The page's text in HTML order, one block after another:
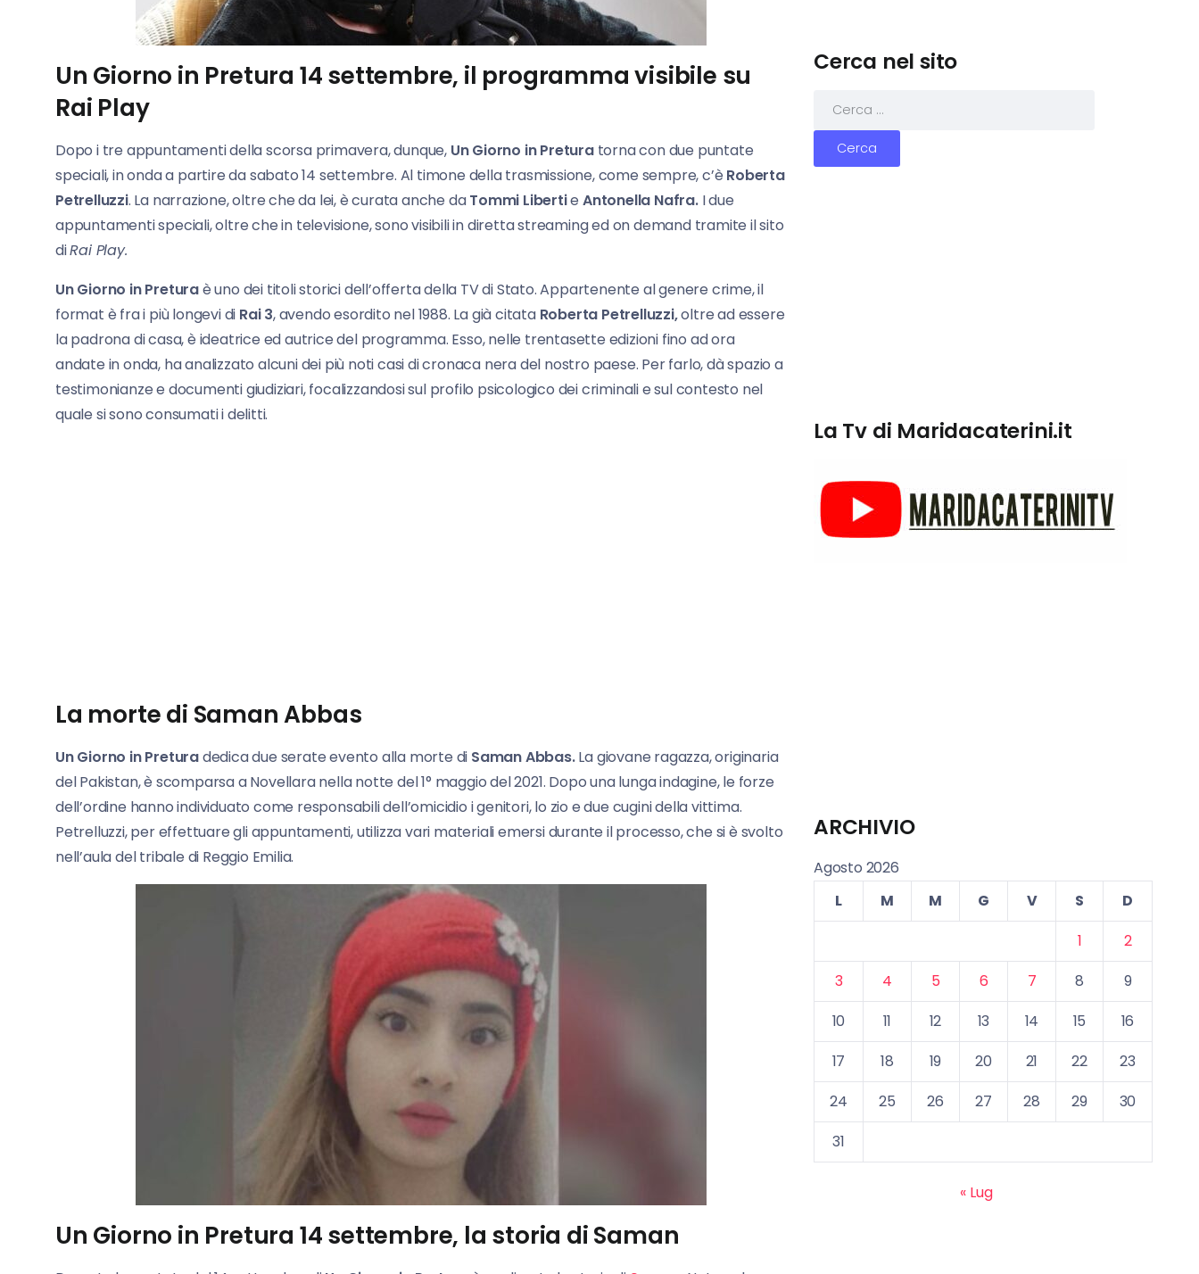
Un Giorno in Pretura 14 settembre, il programma visibile su
Rai Play
Dopo i tre appuntamenti della scorsa primavera, dunque, Un Giorno in Preturatorna con due puntate
speciali, in onda a partire da sabato 14 settembre. Al timone della trasmissione, come sempre, c’è Roberta
Petrelluzzi. La narrazione, oltre che da lei, è curata anche daTommi LibertieAntonella Nafra.I due
appuntamenti speciali, oltre che in televisione, sono visibili in diretta streaming ed on demand tramite il sito
diRai Play.
Un Giorno in Preturaè uno dei titoli storici dell’offerta della TV di Stato. Appartenente al genere crime, il
format è fra i più longevi di Rai 3, avendo esordito nel 1988. La già citata Roberta Petrelluzzi,oltre ad essere
la padrona di casa, è ideatrice ed autrice del programma. Esso, nelle trentasette edizioni fino ad ora
andate in onda, ha analizzato alcuni dei più noti casi di cronaca nera del nostro paese. Per farlo, dà spazio a
testimonianze e documenti giudiziari, focalizzandosi sul profilo psicologico dei criminali e sul contesto nel
quale si sono consumati i delitti.
La morte di Saman Abbas
Un Giorno in Preturadedica due serate evento alla morte di Saman Abbas.La giovane ragazza, originaria
del Pakistan, è scomparsa a Novellara nella notte del 1° maggio del 2021. Dopo una lunga indagine, le forze
dell’ordine hanno individuato come responsabili dell’omicidio i genitori, lo zio e due cugini della vittima.
Petrelluzzi, per effettuare gli appuntamenti, utilizza vari materiali emersi durante il processo, che si è svolto
nell’aula del tribale di Reggio Emilia.
Un Giorno in Pretura 14 settembre, la storia di Saman
Cerca nel sito
La Tv di Maridacaterini.it
ARCHIVIO
Agosto 2026
L
M M G V S
D
1
2
3
4 5 6 7 8
9
10
11 12 13 14 15
16
17
18 19 20 21 22
23
24
25 26 27 28 29
30
31
« Lug